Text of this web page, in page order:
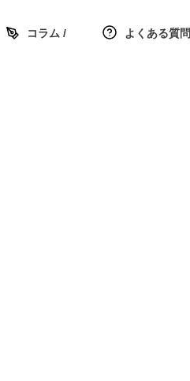
コラム
よくある質問